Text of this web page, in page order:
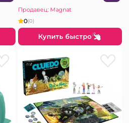
Продавец: Magnat
0(0)
Купить быстро